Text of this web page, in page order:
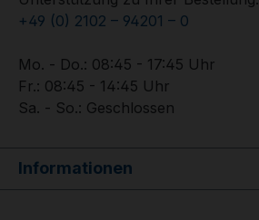
+49 (0) 2102 – 94201 – 0
Mo. - Do.: 08:45 - 17:45 Uhr
Fr.: 08:45 - 14:45 Uhr
Sa. - So.: Geschlossen
Informationen